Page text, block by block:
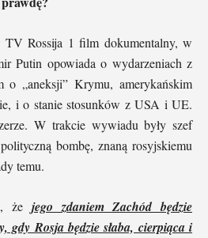
TV Rossija 1 film dokumentalny, w
Putin opowiada o wydarzeniach z
o „aneksji” Krymu, amerykańskim
i o stanie stosunków z USA i UE.
W trakcie wywiadu były szef
bombę, znaną rosyjskiemu
temu.
że jego zdaniem Zachód będzie
gdy Rosja będzie słaba, cierpiąca i